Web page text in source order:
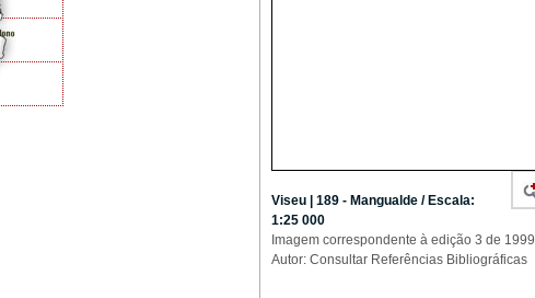
Viseu | 189 - Mangualde / Escala:
1:25 000
Imagem correspondente à edição 3 de 1999
Autor: Consultar Referências Bibliográficas